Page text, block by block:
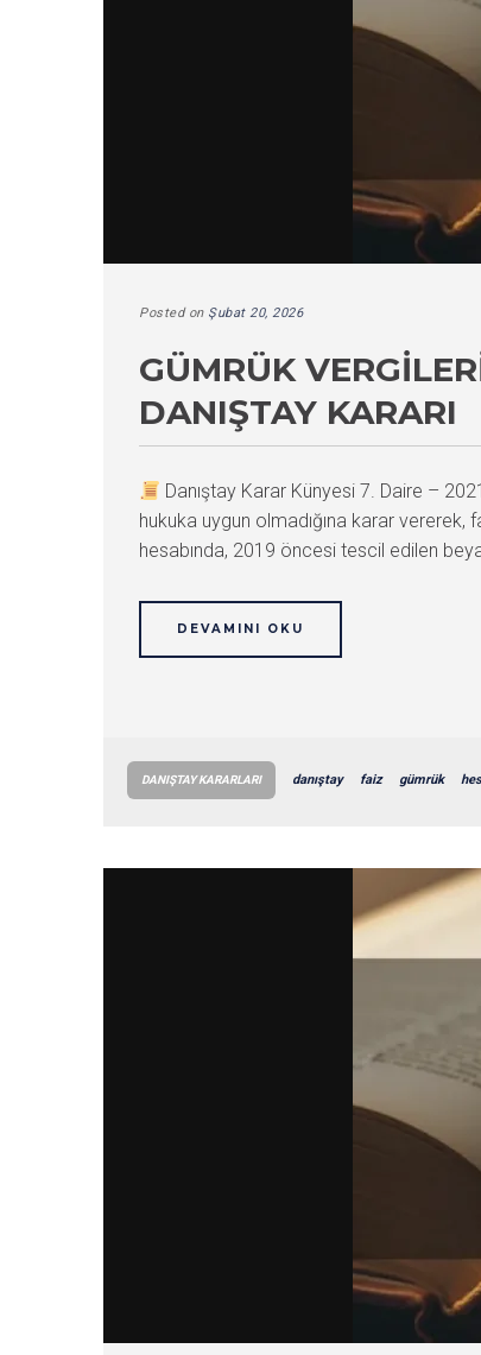
Posted on Şubat 20, 2026
GÜMRÜK
DANIŞTAY KARARI
Danıştay Karar Künyesi 7. Daire –
hukuka uygun olmadığına karar
hesabında, 2019 öncesi tescil edilen
DEVAMINI OKU
DANIŞTAY KARARLARI danıştay faiz gümrük